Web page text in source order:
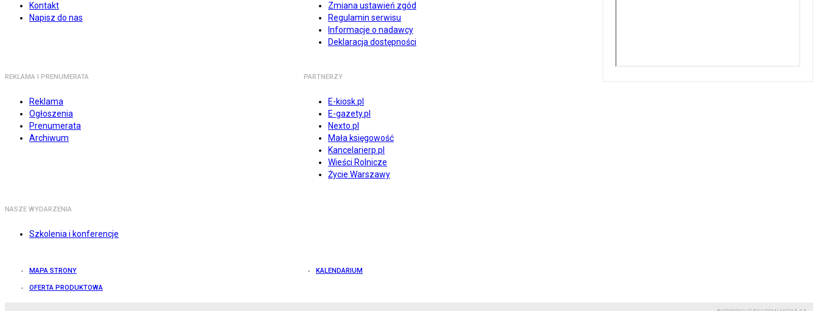
Kontakt
Napisz do nas
Zmiana ustawień zgód
Regulamin serwisu
Informacje o nadawcy
Deklaracja dostępności
REKLAMA I PRENUMERATA
Reklama
Ogłoszenia
Prenumerata
Archiwum
PARTNERZY
E-kiosk.pl
E-gazety.pl
Nexto.pl
Mała księgowość
Kancelarierp.pl
Wieści Rolnicze
Życie Warszawy
NASZE WYDARZENIA
Szkolenia i konferencje
MAPA STRONY KALENDARIUM
OFERTA PRODUKTOWA